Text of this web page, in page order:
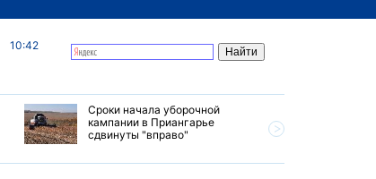
10:42
Сроки начала уборочной
кампании в Приангарье
сдвинуты "вправо"